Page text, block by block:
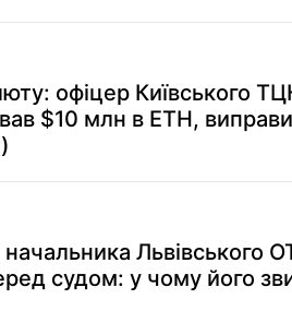
офіцер Київського
$10 млн в ETH,
Львівського
судом: у чому його